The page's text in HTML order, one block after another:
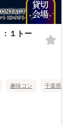
：１トー
趣味コン 千葉県